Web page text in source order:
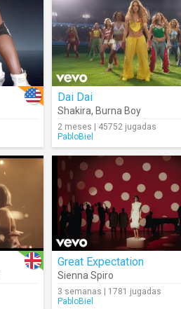
Dai Dai
Shakira, Burna Boy
2 meses | 45752 jugadas
PabloBiel
Great Expectation
Sienna Spiro
3 semanas | 1781 jugadas
PabloBiel